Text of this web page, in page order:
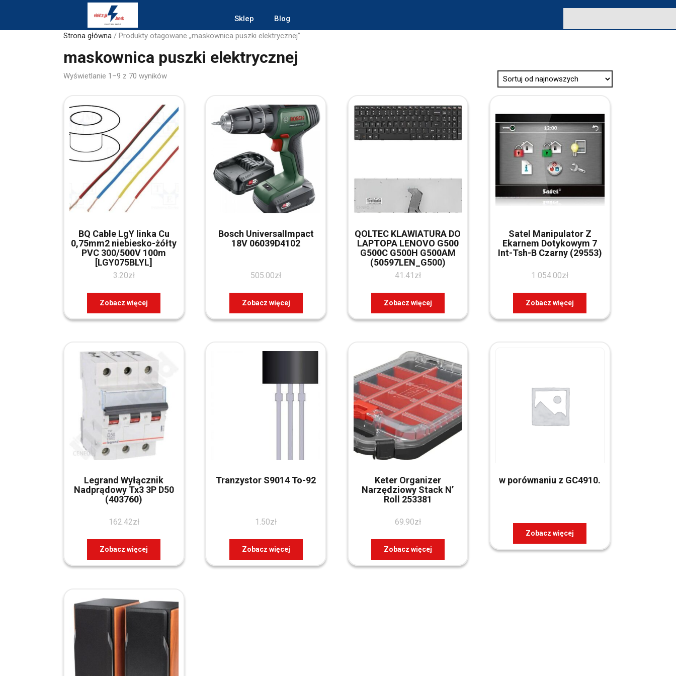
Sklep
Blog
Strona główna / Produkty otagowane „maskownica puszki elektrycznej”
maskownica puszki elektrycznej
Wyświetlanie 1–9 z 70 wynikówSorted
BQ Cable LgY linka Cu
0,75mm2 niebiesko-żółty
PVC 300/500V 100m
[LGY075BLYL]
3.20zł
Zobacz więcej
Bosch UniversalImpact
18V 06039D4102
505.00zł
Zobacz więcej
QOLTEC KLAWIATURA DO
LAPTOPA LENOVO G500
G500C G500H G500AM
(50597LEN_G500)
41.41 zł
Zobacz więcej
Satel Manipulator Z
Ekarnem Dotykowym 7
Int-Tsh-B Czarny (29553)
1 054.00zł
Zobacz więcej
Legrand Wyłącznik
Nadprądowy Tx3 3P D50
(403760)
162.42zł
Zobacz więcej
Tranzystor S9014 To-92
1.50zł
Zobacz więcej
Keter Organizer
Narzędziowy Stack N’
Roll 253381
69.90zł
Zobacz więcej
w porównaniu z GC4910.
Zobacz więcej